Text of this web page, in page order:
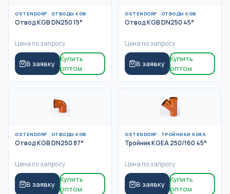
OSTENDORF · ОТВОДЫ KGB
Отвод KGB DN250 15°
Цена по запросу
В заявку
Купить
оптом
OSTENDORF · ОТВОДЫ KGB
Отвод KGB DN250 45°
Цена по запросу
В заявку
Купить
оптом
OSTENDORF · ОТВОДЫ KGB
Отвод KGB DN250 87°
Цена по запросу
В заявку
Купить
оптом
OSTENDORF · ТРОЙНИКИ KGEA
Тройник KGEA 250/160 45°
Цена по запросу
В заявку
Купить
оптом